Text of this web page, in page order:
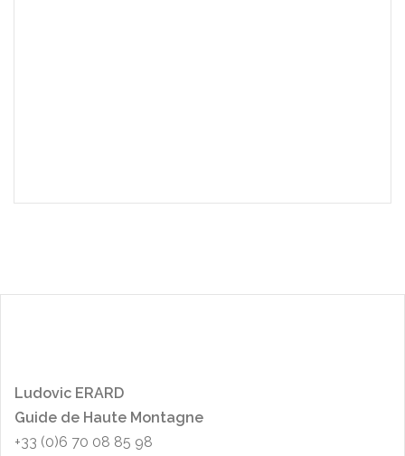
Ludovic ERARD
Guide de Haute Montagne
+33 (0)6 70 08 85 98